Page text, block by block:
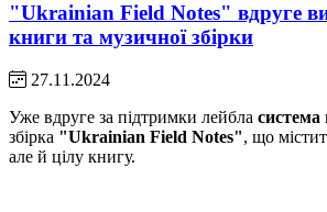
"Ukrainian Field Notes" вдруге
книги та музичної збірки
27.11.2024
Уже вдруге за підтримки лейбла система
збірка "Ukrainian Field Notes", що
але й цілу книгу.